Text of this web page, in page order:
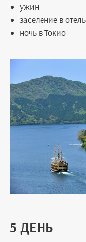
ужин
заселение в отель
ночь в Токио
5 ДЕНЬ